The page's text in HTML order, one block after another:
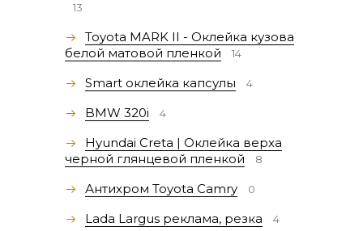
13
Toyota MARK II - Оклейка кузова
белой матовой пленкой
14
Smart оклейка капсулы 4
BMW 320i 4
Hyundai Creta | Оклейка верха
черной глянцевой пленкой
8
Антихром Toyota Camry 0
Lada Largus реклама, резка 4